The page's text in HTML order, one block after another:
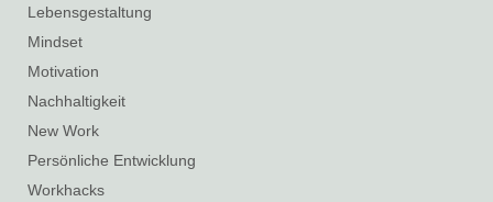
Lebensgestaltung
Mindset
Motivation
Nachhaltigkeit
New Work
Persönliche Entwicklung
Workhacks